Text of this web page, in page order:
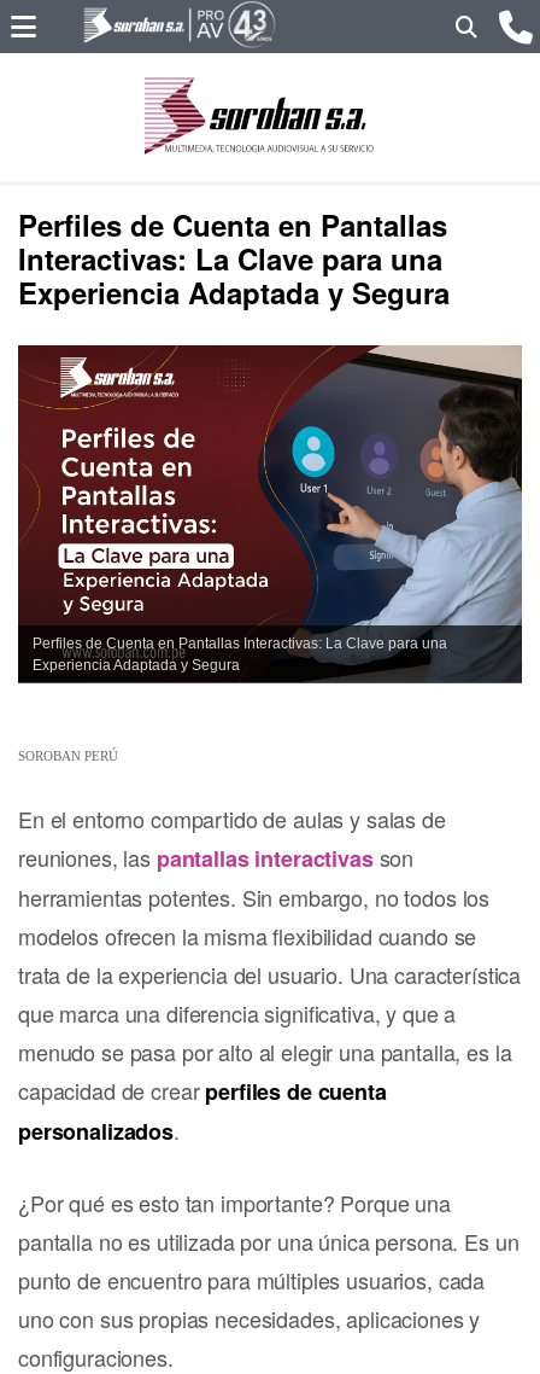
Perfiles de Cuenta en Pantallas
Interactivas: La Clave para una
Experiencia Adaptada y Segura
Perfiles de Cuenta en Pantallas Interactivas: La Clave para una
Experiencia Adaptada y Segura
SOROBAN PERÚ
En el entorno compartido de aulas y salas de
reuniones, las pantallas interactivasson
herramientas potentes. Sin embargo, no todos los
modelos ofrecen la misma flexibilidad cuando se
trata de la experiencia del usuario. Una característica
que marca una diferencia significativa, y que a
menudo se pasa por alto al elegir una pantalla, es la
capacidad de crearperfiles de cuenta
personalizados.
¿Por qué es esto tan importante? Porque una
pantalla no es utilizada por una única persona. Es un
punto de encuentro para múltiples usuarios, cada
uno con sus propias necesidades, aplicaciones y
configuraciones.